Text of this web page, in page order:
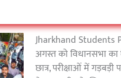
Jharkhand Students
अगस्त को विधानसभा
छात्र, परीक्षाओं में गड़बड़ी